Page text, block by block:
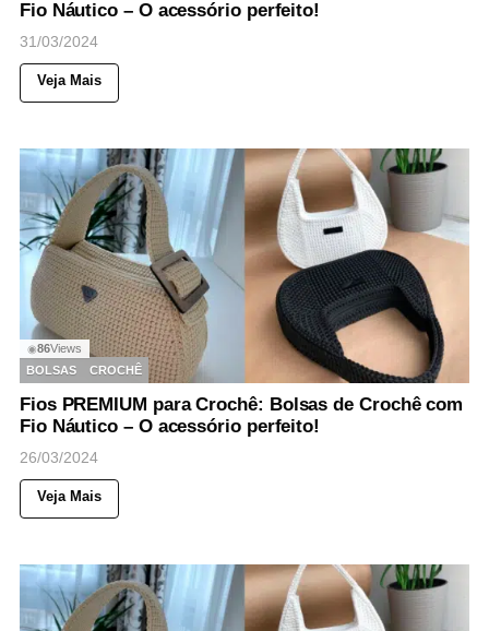
Fio Náutico – O acessório perfeito!
31/03/2024
Veja Mais
◉86Views
BOLSAS
CROCHÊ
Fios PREMIUM para Crochê: Bolsas de Crochê com
Fio Náutico – O acessório perfeito!
26/03/2024
Veja Mais